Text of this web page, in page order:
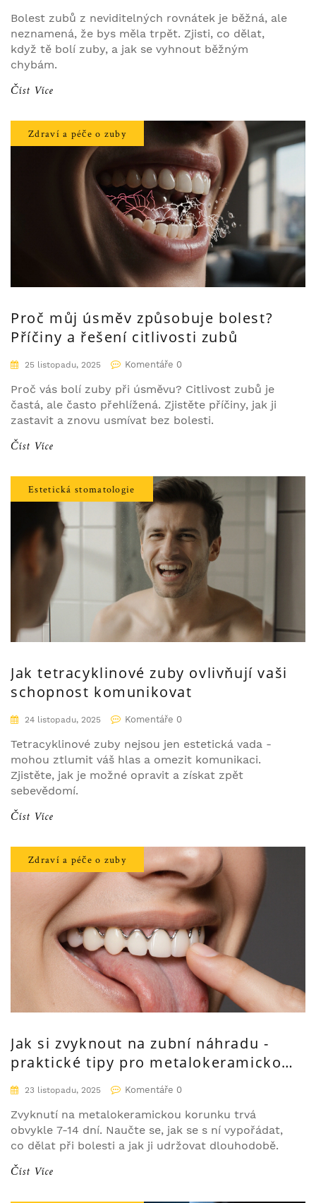
Bolest zubů z neviditelných rovnátek je běžná, ale
neznamená, že bys měla trpět. Zjisti, co dělat,
když tě bolí zuby, a jak se vyhnout běžným
chybám.
Číst Více
Zdraví a péče o zuby
Proč můj úsměv způsobuje bolest?
Příčiny a řešení citlivosti zubů
25 listopadu, 2025 Komentáře 0
Proč vás bolí zuby při úsměvu? Citlivost zubů je
častá, ale často přehlížená. Zjistěte příčiny, jak ji
zastavit a znovu usmívat bez bolesti.
Číst Více
Estetická stomatologie
Jak tetracyklinové zuby ovlivňují vaši
schopnost komunikovat
24 listopadu, 2025 Komentáře 0
Tetracyklinové zuby nejsou jen estetická vada -
mohou ztlumit váš hlas a omezit komunikaci.
Zjistěte, jak je možné opravit a získat zpět
sebevědomí.
Číst Více
Zdraví a péče o zuby
Jak si zvyknout na zubní náhradu -
praktické tipy pro metalokeramickou
korunku
23 listopadu, 2025 Komentáře 0
Zvyknutí na metalokeramickou korunku trvá
obvykle 7-14 dní. Naučte se, jak se s ní vypořádat,
co dělat při bolesti a jak ji udržovat dlouhodobě.
Číst Více